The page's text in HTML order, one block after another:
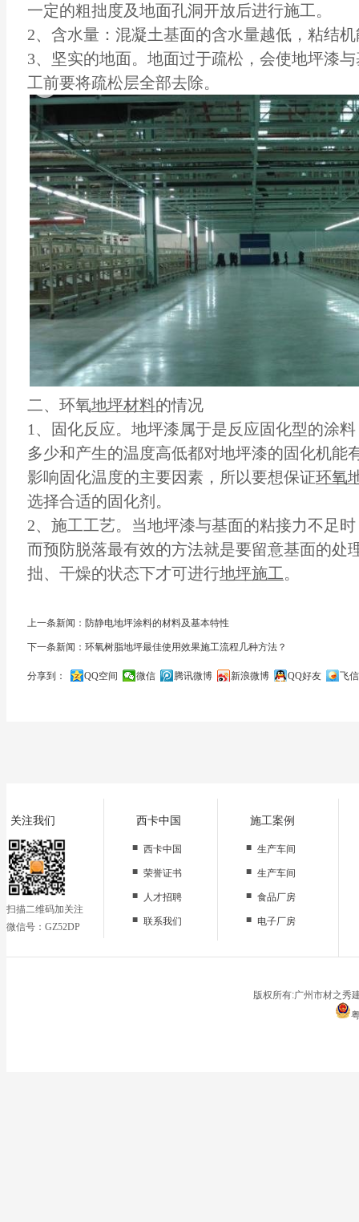
一定的粗拙度及地面孔洞开放后进行施工。
2、含水量：混凝土基面的含水量越低，粘结
3、坚实的地面。地面过于疏松，会使地坪漆
工前要将疏松层全部去除。
二、环氧地坪材料的情况
1、固化反应。地坪漆属于是反应固化型的涂
多少和产生的温度高低都对地坪漆的固化机能
影响固化温度的主要因素，所以要想保证环氧
选择合适的固化剂。
2、施工工艺。当地坪漆与基面的粘接力不足
而预防脱落最有效的方法就是要留意基面的处
拙、干燥的状态下才可进行地坪施工。
上一条新闻：防静电地坪涂料的材料及基本特性
下一条新闻：环氧树脂地坪最佳使用效果施工流程几种方法？
分享到： QQ空间 微信 腾讯微博 新浪微博 QQ好友
飞信
关注我们
扫描二维码加关注
微信号：GZ52DP
西卡中国
■ 西卡中国
■ 荣誉证书
■
人才招聘
■ 联系我们
施工案例
■ 生产车间
■ 生产车间
■ 食品厂房
■ 电子厂房
停车场
版权所有:广州市材之